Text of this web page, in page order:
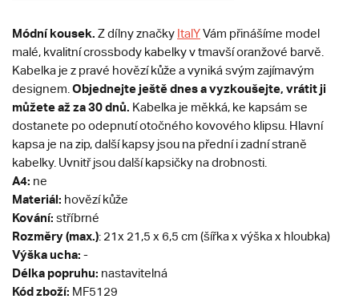
Módní kousek. Z dílny značky ItalYVám přinášíme model
malé, kvalitní crossbody kabelky v tmavší oranžové barvě.
Kabelka je z pravé hovězí kůže a vyniká svým zajímavým
designem. Objednejte ještě dnes a vyzkoušejte, vrátit ji
můžete až za 30 dnů. Kabelka je měkká, ke kapsám se
dostanete po odepnutí otočného kovového klipsu. Hlavní
kapsa je na zip, další kapsy jsou na přední i zadní straně
kabelky. Uvnitř jsou další kapsičky na drobnosti.
A4: ne
Materiál: hovězí kůže
Kování: stříbrné
Rozměry (max.): 21x 21,5 x 6,5 cm (šířka x výška x hloubka)
Výška ucha: -
Délka popruhu: nastavitelná
Kód zboží: MF5129